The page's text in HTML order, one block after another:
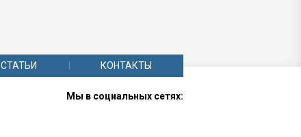
СТАТЬИ КОНТАКТЫ
Мы в социальных сетях: